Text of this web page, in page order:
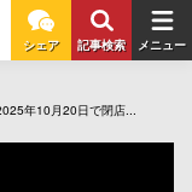
シェア 記事検索 メニュー
年10月20日で閉店...